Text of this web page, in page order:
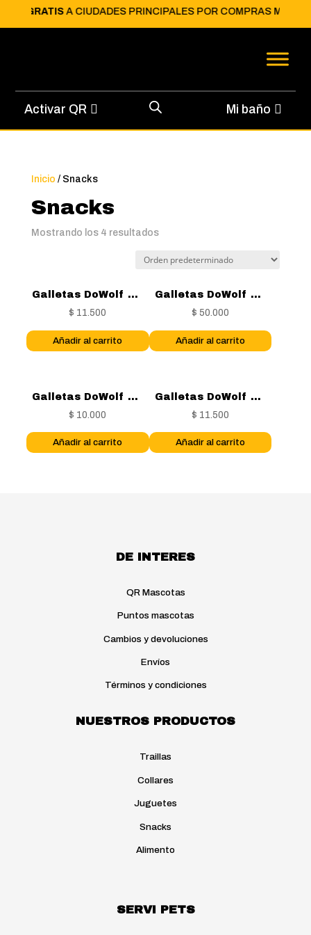
GRATISA CIUDADES PRINCIPALES POR COMPRAS
Activar QR Mi baño
Inicio / Snacks
Snacks
Mostrando los 4 resultados
Galletas DoWolf Cordero y Perejil 1...
$ 11.500
Añadir al carrito
Galletas DoWolf en bombonera Mixtas...
$ 50.000
Añadir al carrito
Galletas DoWolf Pollo y Ternera 150...
$ 10.000
Añadir al carrito
Galletas DoWolf Pollo, Zanahoria y ...
$ 11.500
Añadir al carrito
DE INTERES
QR Mascotas
Puntos mascotas
Cambios y devoluciones
Envíos
Términos y condiciones
NUESTROS PRODUCTOS
Traillas
Collares
Juguetes
Snacks
Alimento
SERVI PETS